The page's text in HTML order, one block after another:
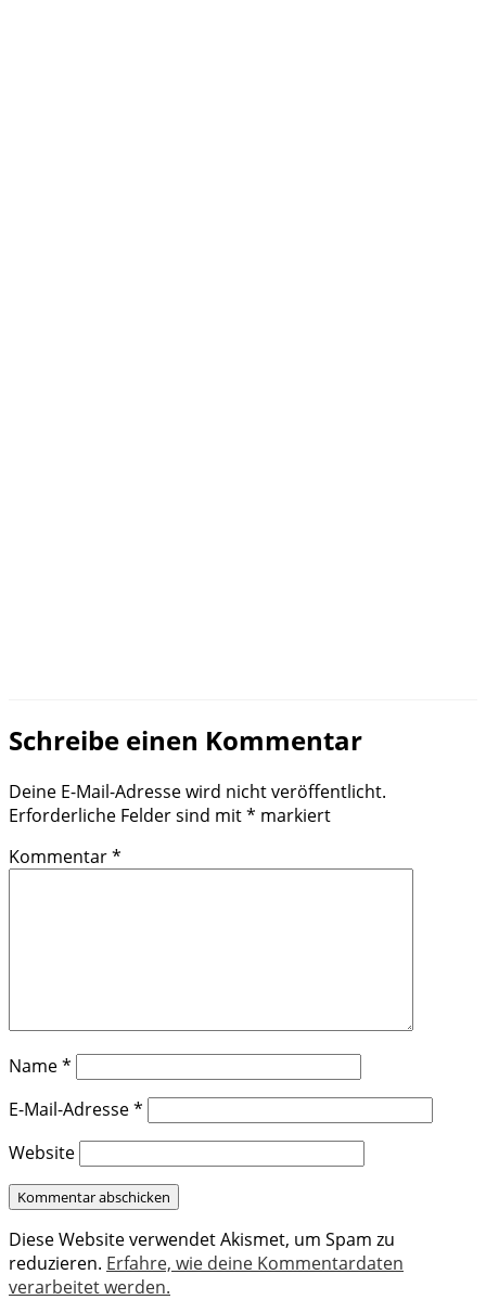
Schreibe einen Kommentar
Deine E-Mail-Adresse wird nicht veröffentlicht.
Erforderliche Felder sind mit* markiert
Kommentar*
Name*
E-Mail-Adresse*
Website
Diese Website verwendet Akismet, um Spam zu
reduzieren. Erfahre, wie deine Kommentardaten
verarbeitet werden.